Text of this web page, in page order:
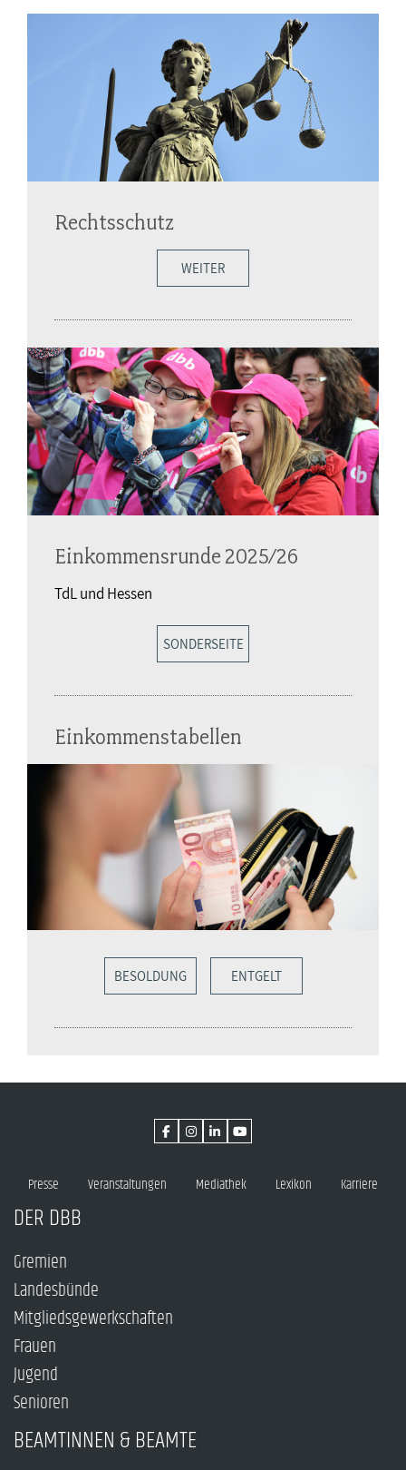
Rechtsschutz
WEITER
Einkommensrunde 2025/26
TdL und Hessen
SONDERSEITE
Einkommenstabellen
BESOLDUNG ENTGELT
Presse Veranstaltungen Mediathek Lexikon Karriere
DER DBB
Gremien
Landesbünde
Mitgliedsgewerkschaften
Frauen
Jugend
Senioren
BEAMTINNEN & BEAMTE